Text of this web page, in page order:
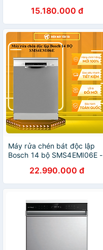
15.180.000 đ
Máy rửa chén bát độc lập
Bosch 14 bộ SMS4EMI06E -
22.990.000 đ